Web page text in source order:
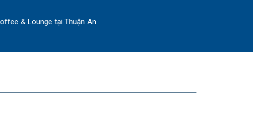
& Lounge tại Thuận An